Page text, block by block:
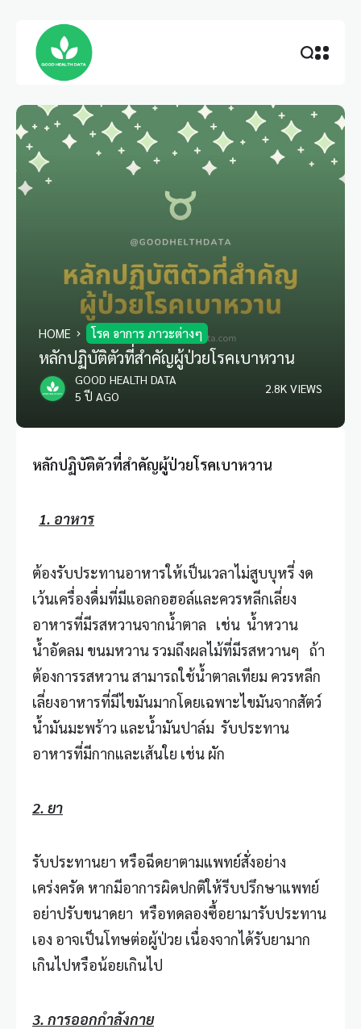
HOME โรค อาการ ภาวะต่างๆ
หลักปฏิบัติตัวที่สำคัญผู้ป่วยโรคเบาหวาน
GOOD HEALTH DATA
5 ปี AGO
2.8K VIEWS
หลักปฏิบัติตัวที่สำคัญผู้ป่วยโรคเบาหวาน
1. อาหาร
ต้องรับประทานอาหารให้เป็นเวลาไม่สูบบุหรี่ งด
เว้นเครื่องดื่มที่มีแอลกอฮอล์และควรหลีกเลี่ยง
อาหารที่มีรสหวานจากน้ำตาล เช่น น้ำหวาน
น้ำอัดลม ขนมหวาน รวมถึงผลไม้ที่มีรสหวานๆ ถ้า
ต้องการรสหวาน สามารถใช้น้ำตาลเทียม ควรหลีก
เลี่ยงอาหารที่มีไขมันมากโดยเฉพาะไขมันจากสัตว์
น้ำมันมะพร้าว และน้ำมันปาล์ม รับประทาน
อาหารที่มีกากและเส้นใย เช่น ผัก
2. ยา
รับประทานยา หรือฉีดยาตามแพทย์สั่งอย่าง
เคร่งครัด หากมีอาการผิดปกติให้รีบปรึกษาแพทย์
อย่าปรับขนาดยา หรือทดลองซื้อยามารับประทาน
เอง อาจเป็นโทษต่อผู้ป่วย เนื่องจากได้รับยามาก
เกินไปหรือน้อยเกินไป
3. การออกกำลังกาย